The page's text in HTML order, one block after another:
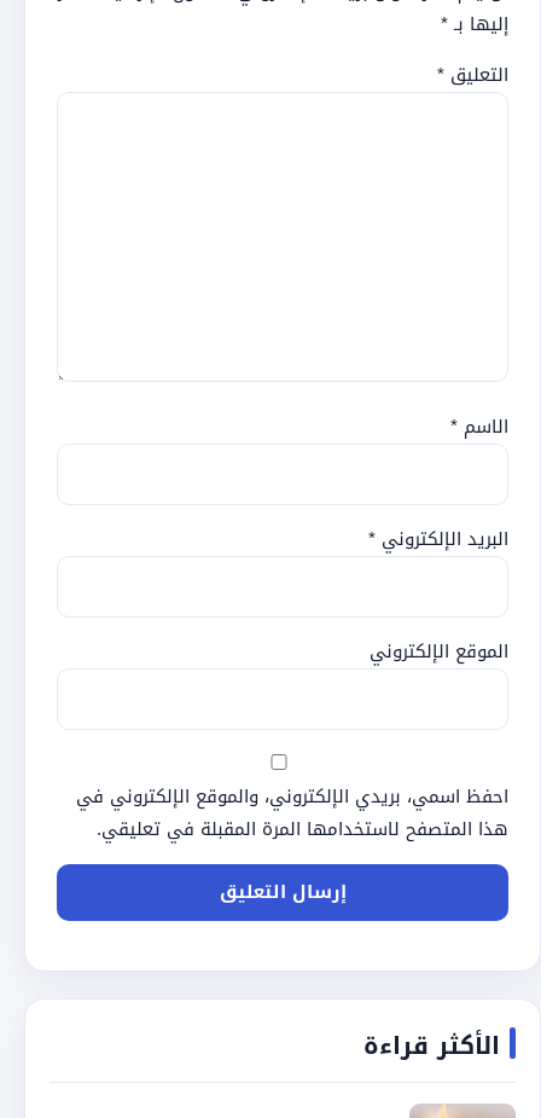
إليها بـ*
التعليق *
الاسم *
البريد الإلكتروني *
الموقع الإلكتروني
احفظ اسمي، بريدي الإلكتروني، والموقع الإلكتروني في
هذا المتصفح لاستخدامها المرة المقبلة في تعليقي.
الأكثر قراءة